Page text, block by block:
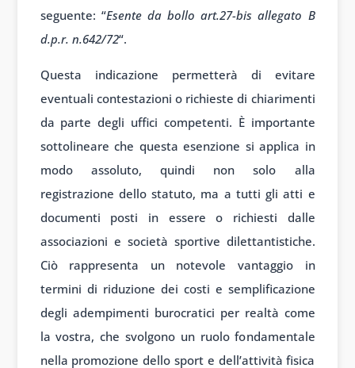
seguente: “Esente da bollo art.27-bis allegato B
d.p.r. n.642/72“.
Questa indicazione permetterà di evitare
eventuali contestazioni o richieste di chiarimenti
da parte degli uffici competenti. È importante
sottolineare che questa esenzione si applica in
modo assoluto, quindi non solo alla
registrazione dello statuto, ma a tutti gli atti e
documenti posti in essere o richiesti dalle
associazioni e società sportive dilettantistiche.
Ciò rappresenta un notevole vantaggio in
termini di riduzione dei costi e semplificazione
degli adempimenti burocratici per realtà come
la vostra, che svolgono un ruolo fondamentale
nella promozione dello sport e dell’attività fisica